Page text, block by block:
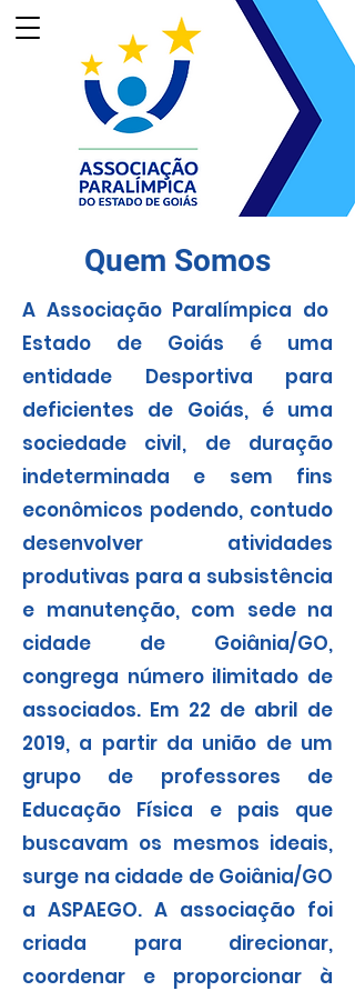
Quem Somos
A Associação Paralímpica do
Estado de Goiás é uma
entidade Desportiva para
deficientes de Goiás, é uma
sociedade civil, de duração
indeterminada e sem fins
econômicos podendo, contudo
desenvolver atividades
produtivas para a subsistência
e manutenção, com sede na
cidade de Goiânia/GO,
congrega número ilimitado de
associados. Em 22 de abril de
2019, a partir da união de um
grupo de professores de
Educação Física e pais que
buscavam os mesmos ideais,
surge na cidade de Goiânia/GO
a ASPAEGO. A associação foi
criada para direcionar,
coordenar e proporcionar à